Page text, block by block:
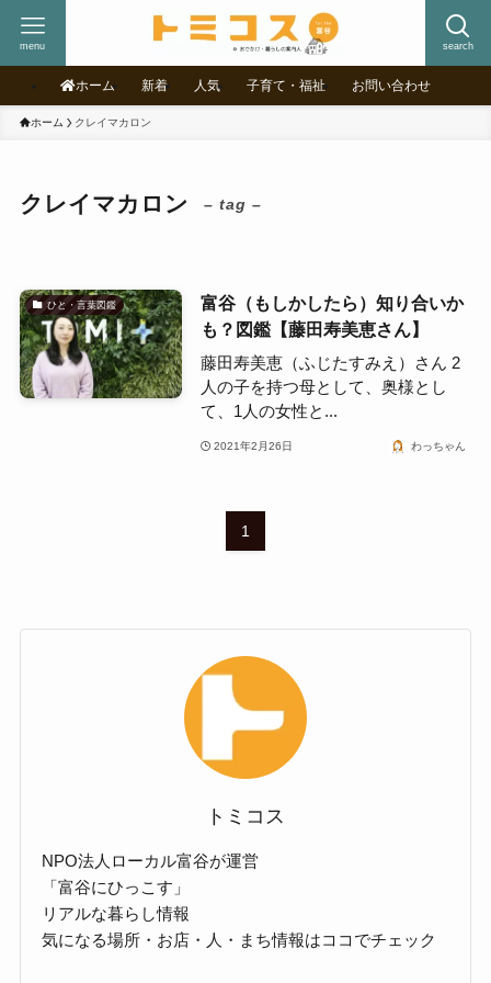
search
menu
ホーム 新着 人気 子育て・福祉 お問い合わせ
ホーム クレイマカロン
クレイマカロン – tag –
ひと・言葉図鑑
富谷（もしかしたら）知り合いか
も？図鑑【藤田寿美恵さん】
藤田寿美恵（ふじたすみえ）さん 2
人の子を持つ母として、奥様とし
て、1人の女性と...
2021年2月26日 わっちゃん
1
トミコス
NPO法人ローカル富谷が運営
「富谷にひっこす」
リアルな暮らし情報
気になる場所・お店・人・まち情報はココでチェック